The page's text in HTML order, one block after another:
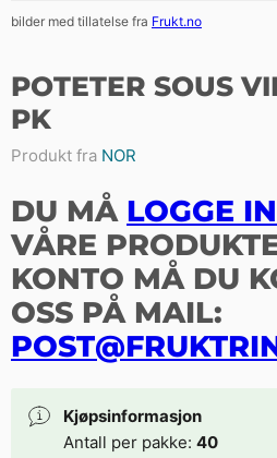
bilder med tillatelse fra Frukt.no
POTETER SOUS
PK
Produkt fra NOR
DU MÅ LOGGE
VÅRE
KONTO MÅ DU
OSS PÅ MAIL:
Kjøpsinformasjon
Antall per pakke: 40